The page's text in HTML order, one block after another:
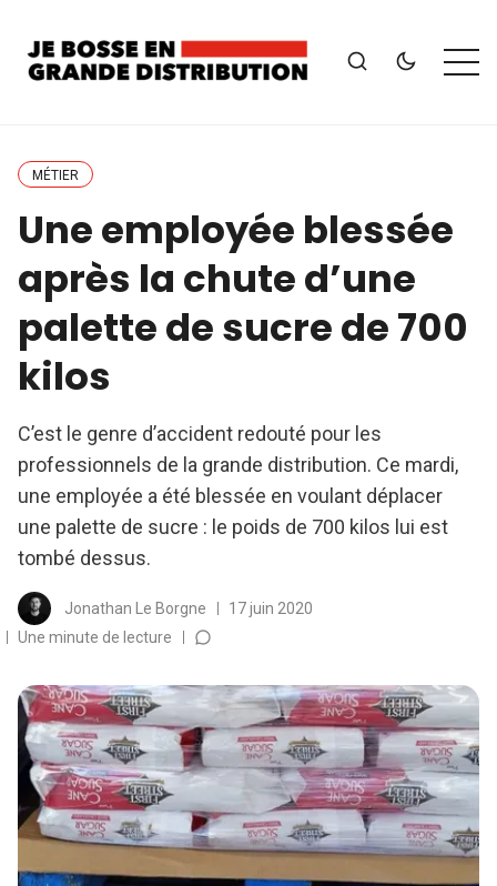
MÉTIER
Une employée blessée
après la chute d’une
palette de sucre de 700
kilos
C’est le genre d’accident redouté pour les
professionnels de la grande distribution. Ce mardi,
une employée a été blessée en voulant déplacer
une palette de sucre : le poids de 700 kilos lui est
tombé dessus.
Jonathan Le Borgne
17 juin 2020
Une minute de lecture